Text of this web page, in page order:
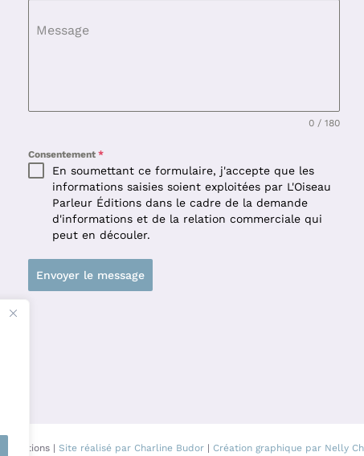
Message
0 / 180
Consentement *
En soumettant ce formulaire, j'accepte que les
informations saisies soient exploitées par L'Oiseau
Parleur Éditions dans le cadre de la demande
d'informations et de la relation commerciale qui
peut en découler.
Envoyer le message
Editions | Site réalisé par Charline Budor | Création graphique par Nelly